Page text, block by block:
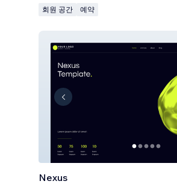
회원 공간 예약
Nexus